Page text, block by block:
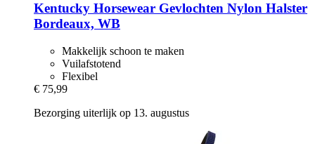
Kentucky Horsewear Gevlochten Nylon Halster
Bordeaux, WB
Makkelijk schoon te maken
Vuilafstotend
Flexibel
€ 75,99
Bezorging uiterlijk op 13. augustus